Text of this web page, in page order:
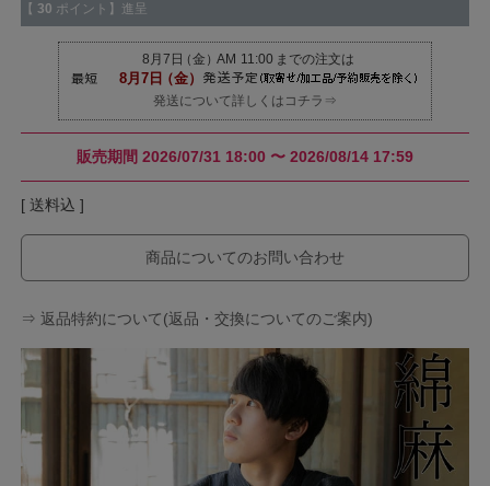
【 30 ポイント】進呈
発送について詳しくはコチラ⇒
販売期間 2026/07/31 18:00 〜 2026/08/14 17:59
送料込
商品についてのお問い合わせ
⇒ 返品特約について(返品・交換についてのご案内)